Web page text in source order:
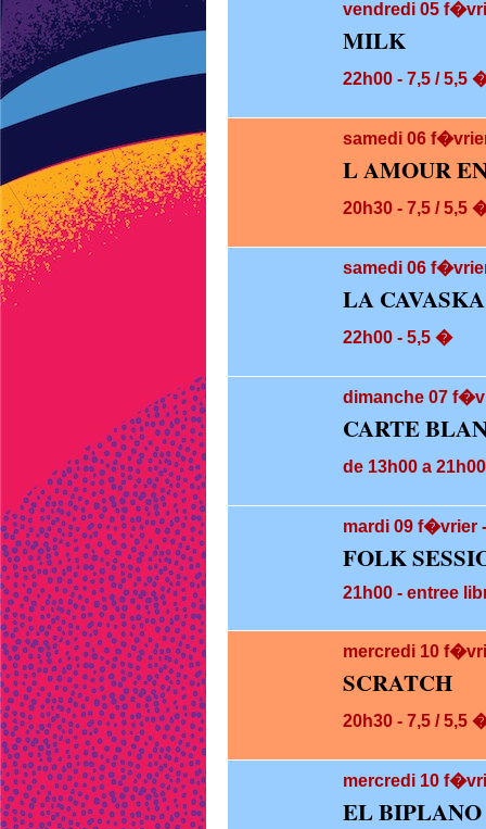
vendredi 05
MILK
22h00 - 7,5 / 5,5
samedi 06
L AMOUR
20h30 - 7,5 / 5,5
samedi 06
LA CAVASKA
22h00 - 5,5 �
dimanche 07
CARTE
de 13h00 a
mardi 09 f�vrier
FOLK
21h00 - entree
mercredi 10
SCRATCH
20h30 - 7,5 / 5,5
mercredi 10
EL